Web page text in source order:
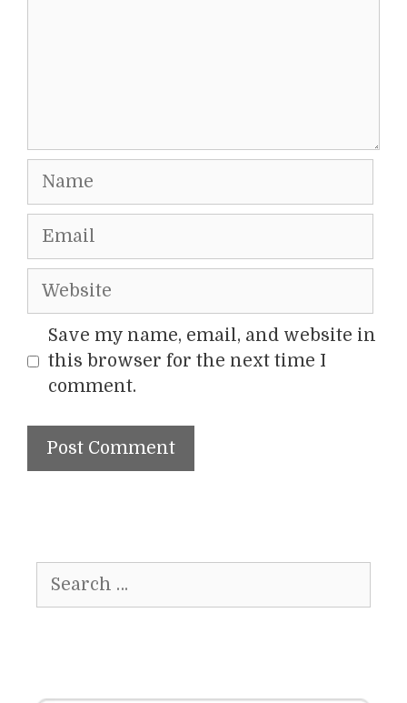
Name
Email
Website
Save my name, email, and website in
this browser for the next time I
comment.
for: